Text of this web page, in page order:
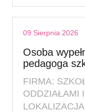
09 Sierpnia 2026
Osoba
pedagoga
FIRMA:
ODDZIAŁAMI